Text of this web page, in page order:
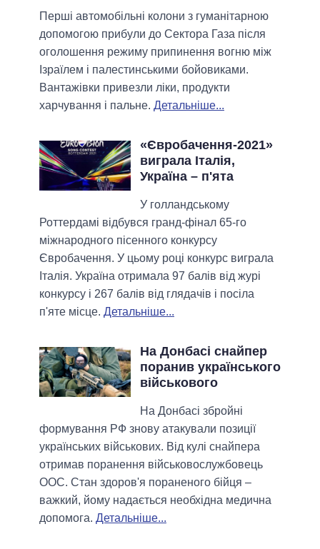
Перші автомобільні колони з гуманітарною
допомогою прибули до Сектора Газа після
оголошення режиму припинення вогню між
Ізраїлем і палестинськими бойовиками.
Вантажівки привезли ліки, продукти
харчування і пальне. Детальніше...
«Євробачення-2021»
виграла Італія,
Україна – п'ята
У голландському
Роттердамі відбувся гранд-фінал 65-го
міжнародного пісенного конкурсу
Євробачення. У цьому році конкурс виграла
Італія. Україна отримала 97 балів від журі
конкурсу і 267 балів від глядачів і посіла
п'яте місце. Детальніше...
На Донбасі снайпер
поранив українського
військового
На Донбасі збройні
формування РФ знову атакували позиції
українських військових. Від кулі снайпера
отримав поранення військовослужбовець
ООС. Стан здоров'я пораненого бійця –
важкий, йому надається необхідна медична
допомога. Детальніше...